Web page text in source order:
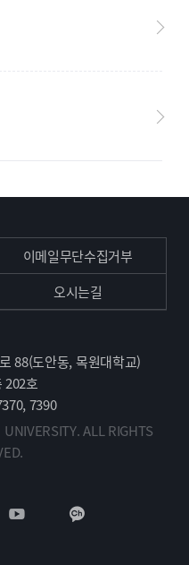
이메일무단수집거부
오시는길
88(도안동, 목원대학교)
202호
7390
ALL RIGHTS